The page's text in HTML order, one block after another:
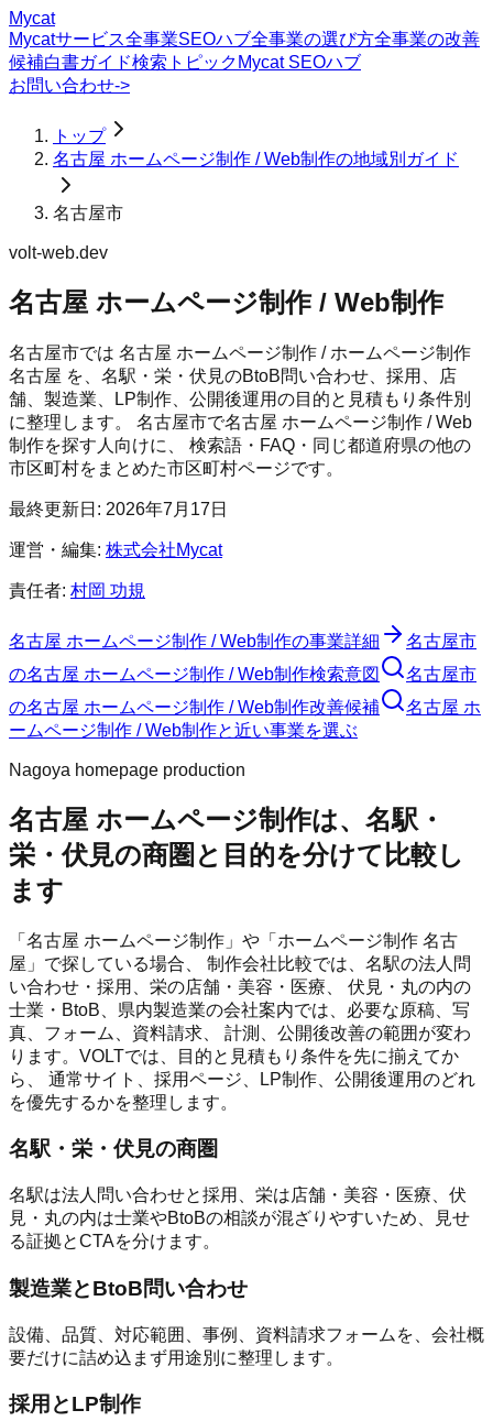
Mycat
Mycatサービス全事業SEOハブ全事業の選び方全事業の改善
候補白書ガイド検索トピック Mycat SEOハブ
お問い合わせ->
トップ
名古屋 ホームページ制作 / Web制作の地域別ガイド
名古屋市
volt-web.dev
名古屋 ホームページ制作 / Web制作
名古屋市では 名古屋 ホームページ制作 / ホームページ制作
名古屋 を、名駅・栄・伏見のBtoB問い合わせ、採用、店
舗、製造業、LP制作、公開後運用の目的と見積もり条件別
に整理します。 名古屋市で名古屋 ホームページ制作 / Web
制作を探す人向けに、 検索語・FAQ・同じ都道府県の他の
市区町村をまとめた市区町村ページです。
最終更新日: 2026年7月17日
運営・編集: 株式会社Mycat
責任者: 村岡 功規
名古屋 ホームページ制作 / Web制作の事業詳細
名古屋市
の名古屋 ホームページ制作 / Web制作検索意図
名古屋市
の名古屋 ホームページ制作 / Web制作改善候補
名古屋 ホ
ームページ制作 / Web制作と近い事業を選ぶ
Nagoya homepage production
名古屋 ホームページ制作は、名駅・
栄・伏見の商圏と目的を分けて比較し
ます
「名古屋 ホームページ制作」や「ホームページ制作 名古
屋」で探している場合、 制作会社比較では、名駅の法人問
い合わせ・採用、栄の店舗・美容・医療、 伏見・丸の内の
士業・BtoB、県内製造業の会社案内では、必要な原稿、写
真、フォーム、資料請求、 計測、公開後改善の範囲が変わ
ります。VOLTでは、目的と見積もり条件を先に揃えてか
ら、 通常サイト、採用ページ、LP制作、公開後運用のどれ
を優先するかを整理します。
名駅・栄・伏見の商圏
名駅は法人問い合わせと採用、栄は店舗・美容・医療、伏
見・丸の内は士業やBtoBの相談が混ざりやすいため、見せ
る証拠とCTAを分けます。
製造業とBtoB問い合わせ
設備、品質、対応範囲、事例、資料請求フォームを、会社概
要だけに詰め込まず用途別に整理します。
採用とLP制作